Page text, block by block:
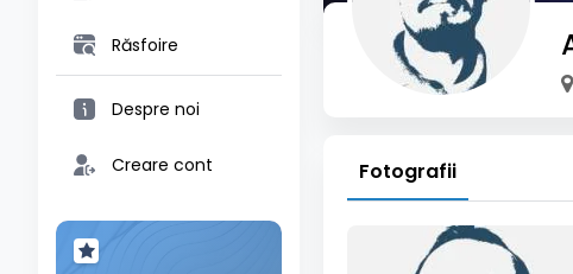
Răsfoire
Despre noi
Creare cont Fotografii